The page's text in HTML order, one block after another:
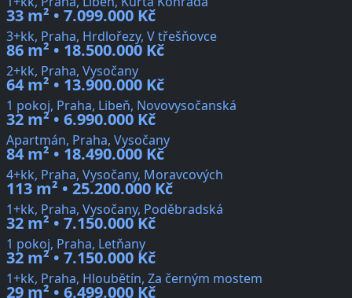
33 m² • 7.099.000 Kč
3+kk, Praha, Hrdlořezy, V třešňovce
86 m² • 18.500.000 Kč
2+kk, Praha, Vysočany
64 m² • 13.900.000 Kč
1 pokoj, Praha, Libeň, Novovysočanská
32 m² • 6.990.000 Kč
Apartmán, Praha, Vysočany
84 m² • 18.490.000 Kč
4+kk, Praha, Vysočany, Moravcových
113 m² • 25.200.000 Kč
1+kk, Praha, Vysočany, Poděbradská
32 m² • 7.150.000 Kč
1 pokoj, Praha, Letňany
32 m² • 7.150.000 Kč
1+kk, Praha, Hloubětín, Za černým mostem
29 m² • 6.499.000 Kč